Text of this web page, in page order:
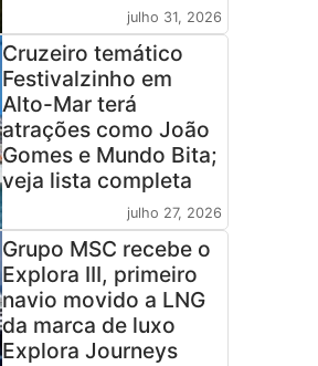
julho 31, 2026
Cruzeiro temático
Festivalzinho em
Alto-Mar terá
atrações como João
Gomes e Mundo Bita;
veja lista completa
julho 27, 2026
Grupo MSC recebe o
Explora III, primeiro
navio movido a LNG
da marca de luxo
Explora Journeys